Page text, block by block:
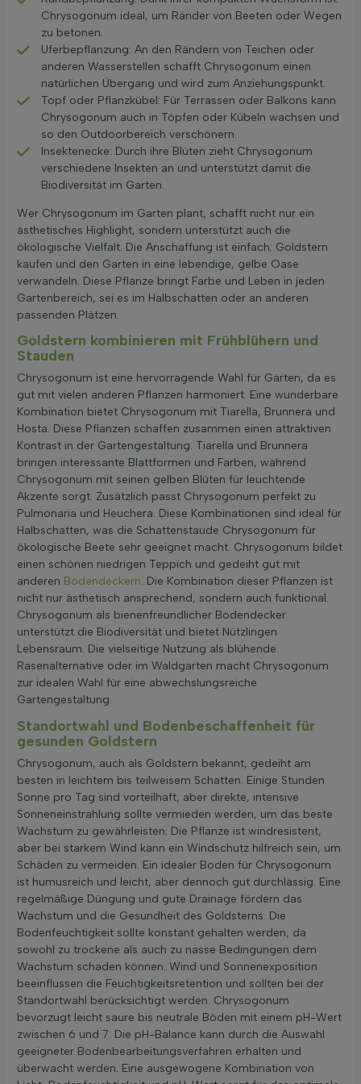
Chrysogonum ideal, um Ränder von Beeten oder Wegen
zu betonen.
Uferbepflanzung: An den Rändern von Teichen oder
anderen Wasserstellen schafft Chrysogonum einen
natürlichen Übergang und wird zum Anziehungspunkt.
Topf oder Pflanzkübel: Für Terrassen oder Balkons kann
Chrysogonum auch in Töpfen oder Kübeln wachsen und
so den Outdoorbereich verschönern.
Insektenecke: Durch ihre Blüten zieht Chrysogonum
verschiedene Insekten an und unterstützt damit die
Biodiversität im Garten.
Wer Chrysogonum im Garten plant, schafft nicht nur ein
ästhetisches Highlight, sondern unterstützt auch die
ökologische Vielfalt. Die Anschaffung ist einfach: Goldstern
kaufen und den Garten in eine lebendige, gelbe Oase
verwandeln. Diese Pflanze bringt Farbe und Leben in jeden
Gartenbereich, sei es im Halbschatten oder an anderen
passenden Plätzen.
Goldstern kombinieren mit Frühblühern und
Stauden
Chrysogonum ist eine hervorragende Wahl für Gärten, da es
gut mit vielen anderen Pflanzen harmoniert. Eine wunderbare
Kombination bietet Chrysogonum mit Tiarella, Brunnera und
Hosta. Diese Pflanzen schaffen zusammen einen attraktiven
Kontrast in der Gartengestaltung. Tiarella und Brunnera
bringen interessante Blattformen und Farben, während
Chrysogonum mit seinen gelben Blüten für leuchtende
Akzente sorgt. Zusätzlich passt Chrysogonum perfekt zu
Pulmonaria und Heuchera. Diese Kombinationen sind ideal für
Halbschatten, was die Schattenstaude Chrysogonum für
ökologische Beete sehr geeignet macht. Chrysogonum bildet
einen schönen niedrigen Teppich und gedeiht gut mit
anderen Bodendeckern. Die Kombination dieser Pflanzen ist
nicht nur ästhetisch ansprechend, sondern auch funktional.
Chrysogonum als bienenfreundlicher Bodendecker
unterstützt die Biodiversität und bietet Nützlingen
Lebensraum. Die vielseitige Nutzung als blühende
Rasenalternative oder im Waldgarten macht Chrysogonum
zur idealen Wahl für eine abwechslungsreiche
Gartengestaltung.
Standortwahl und Bodenbeschaffenheit für
gesunden Goldstern
Chrysogonum, auch als Goldstern bekannt, gedeiht am
besten in leichtem bis teilweisem Schatten. Einige Stunden
Sonne pro Tag sind vorteilhaft, aber direkte, intensive
Sonneneinstrahlung sollte vermieden werden, um das beste
Wachstum zu gewährleisten. Die Pflanze ist windresistent,
aber bei starkem Wind kann ein Windschutz hilfreich sein, um
Schäden zu vermeiden. Ein idealer Boden für Chrysogonum
ist humusreich und leicht, aber dennoch gut durchlässig. Eine
regelmäßige Düngung und gute Drainage fördern das
Wachstum und die Gesundheit des Goldsterns. Die
Bodenfeuchtigkeit sollte konstant gehalten werden, da
sowohl zu trockene als auch zu nasse Bedingungen dem
Wachstum schaden können. Wind und Sonnenexposition
beeinflussen die Feuchtigkeitsretention und sollten bei der
Standortwahl berücksichtigt werden. Chrysogonum
bevorzugt leicht saure bis neutrale Böden mit einem pH-Wert
zwischen 6 und 7. Die pH-Balance kann durch die Auswahl
geeigneter Bodenbearbeitungsverfahren erhalten und
überwacht werden. Eine ausgewogene Kombination von